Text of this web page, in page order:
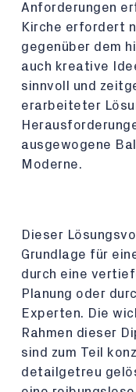
Anforderungen
Kirche erfordert
gegenüber dem
auch kreative
sinnvoll und
erarbeiteter
ausgewogene
Moderne.
Dieser
Grundlage für
durch eine
Planung oder
Experten. Die
Rahmen dieser
sind zum Teil
detailgetreu